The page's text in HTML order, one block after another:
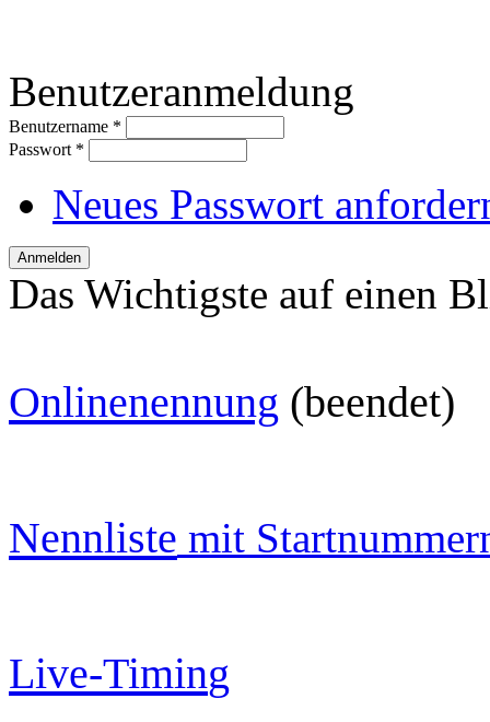
Benutzeranmeldung
Benutzername *
Passwort *
Neues Passwort
Das Wichtigste auf einen
Onlinenennung (beendet)
Nennliste mit
Live-Timing